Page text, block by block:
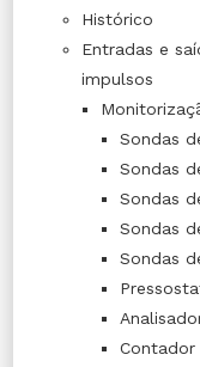
Histórico
Entradas e
impulsos
Sondas
Sondas
Sondas
Sondas
Sondas
Contador